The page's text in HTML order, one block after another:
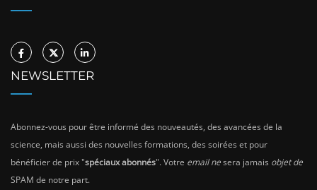
NEWSLETTER
Abonnez-vous pour être informé des nouveautés, des avancées de la
science, mais aussi des nouvelles formations, des soirées et pour
bénéficier de prix "spéciaux abonnés". Votre email nesera jamais objet de
SPAM de notre part.